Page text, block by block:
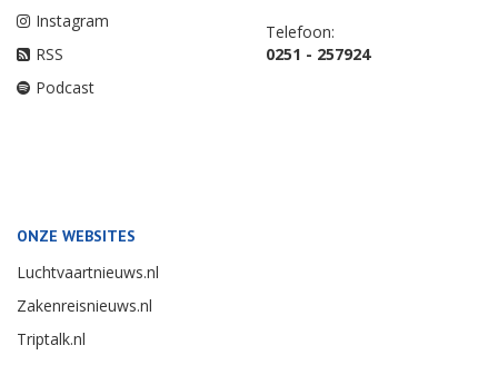
Instagram
RSS
Podcast
Telefoon:
0251 - 257924
ONZE WEBSITES
Luchtvaartnieuws.nl
Zakenreisnieuws.nl
Triptalk.nl